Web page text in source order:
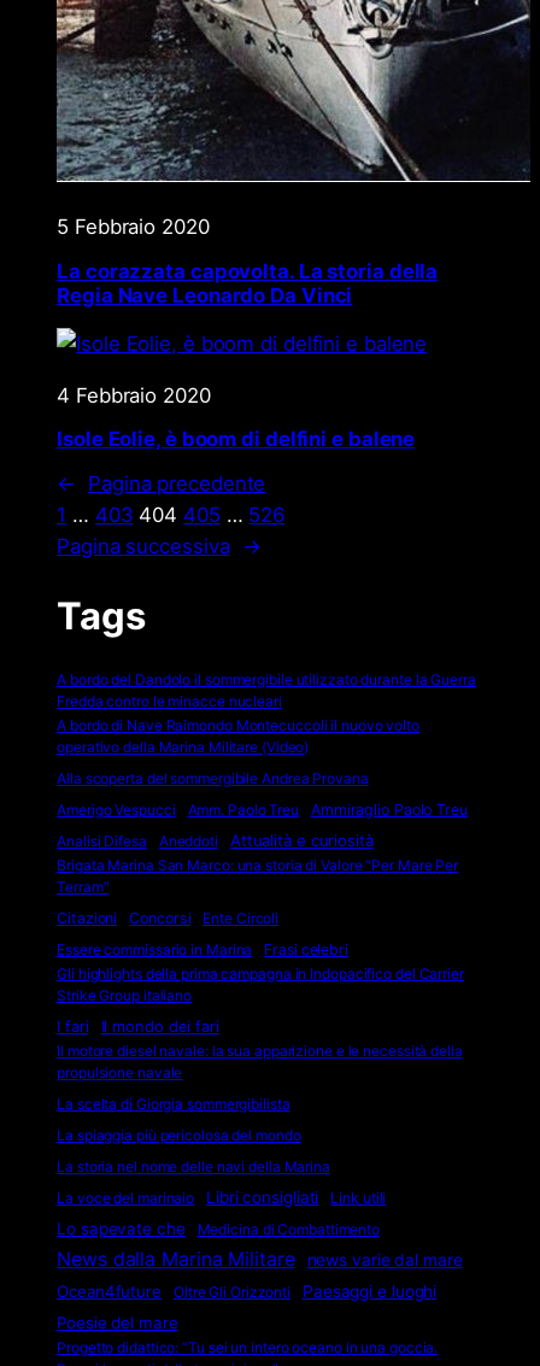
5 Febbraio 2020
La corazzata capovolta. La storia della
Regia Nave Leonardo Da Vinci
4 Febbraio 2020
Isole Eolie, è boom di delfini e balene
←
Pagina precedente
1 … 403 404 405 … 526
Pagina successiva
→
Tags
A bordo del Dandolo il sommergibile utilizzato durante la Guerra
Fredda contro le minacce nucleari
A bordo di Nave Raimondo Montecuccoli il nuovo volto
operativo della Marina Militare (Video)
Alla scoperta del sommergibile Andrea Provana
Amerigo Vespucci
Amm. Paolo Treu
Ammiraglio Paolo Treu
Analisi Difesa
Aneddoti Attualità e curiosità
Brigata Marina San Marco: una storia di Valore "Per Mare Per
Terram"
Citazioni
Concorsi
Ente Circoli
Essere commissario in Marina
Frasi celebri
Gli highlights della prima campagna in Indopacifico del Carrier
Strike Group italiano
I fari
Il mondo dei fari
Il motore diesel navale: la sua apparizione e le necessità della
propulsione navale
La scelta di Giorgia sommergibilista
La spiaggia più pericolosa del mondo
La storia nel nome delle navi della Marina
La voce del marinaio
Libri consigliati Link utili
Lo sapevate che Medicina di Combattimento
News dalla Marina Militare
news varie dal mare
Ocean4future
Oltre Gli Orizzonti
Paesaggi e luoghi
Poesie del mare
Progetto didattico: “Tu sei un intero oceano in una goccia.